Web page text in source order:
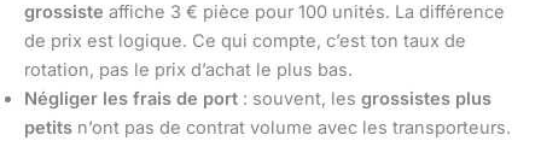
grossiste affiche 3 € pièce pour 100 unités. La différence
de prix est logique. Ce qui compte, c’est ton taux de
rotation, pas le prix d’achat le plus bas.
Négliger les frais de port : souvent, les grossistes plus
petits n’ont pas de contrat volume avec les transporteurs.